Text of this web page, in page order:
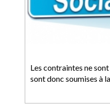
Les contraintes ne
sont donc soumises à